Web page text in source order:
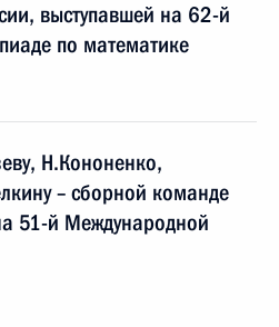
выступавшей на 62-й
по математике
Н.Кононенко,
– сборной команде
51-й Международной